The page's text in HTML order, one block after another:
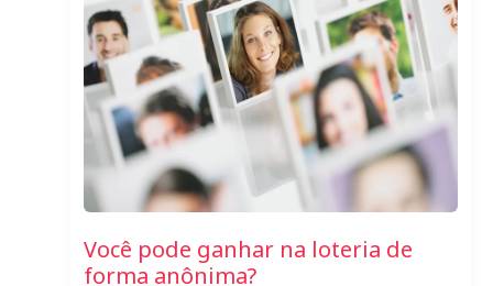
Você pode ganhar na loteria de
forma anônima?